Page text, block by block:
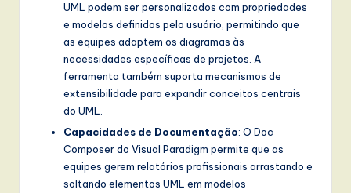
UML podem ser personalizados com propriedades
e modelos definidos pelo usuário, permitindo que
as equipes adaptem os diagramas às
necessidades específicas de projetos. A
ferramenta também suporta mecanismos de
extensibilidade para expandir conceitos centrais
do UML.
Capacidades de Documentação: O Doc
Composer do Visual Paradigm permite que as
equipes gerem relatórios profissionais arrastando e
soltando elementos UML em modelos